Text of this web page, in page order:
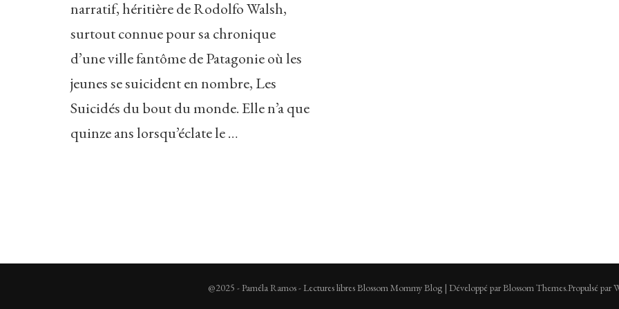
narratif, héritière de Rodolfo Walsh,
surtout connue pour sa chronique
d’une ville fantôme de Patagonie où les
jeunes se suicident en nombre, Les
Suicidés du bout du monde. Elle n’a que
quinze ans lorsqu’éclate le …
@2025 - Paméla Ramos - Lectures libresBlossom Mommy Blog | Développé parBlossom Themes.Propulsé par